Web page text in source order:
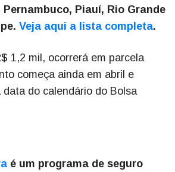
Piauí, Rio Grande
Veja aqui a lista completa.
1,2 mil, ocorrerá em parcela
começa ainda em abril e
data do calendário do Bolsa
é um programa de seguro